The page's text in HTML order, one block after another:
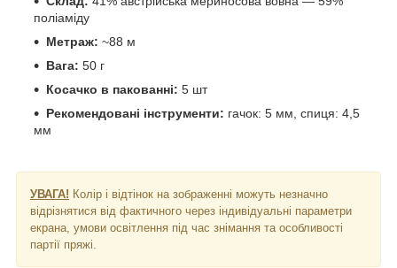
поліаміду
Метраж: ~88 м
Вага: 50 г
Косачко в пакованні: 5 шт
Рекомендовані інструменти: гачок: 5 мм, спиця: 4,5
мм
УВАГА! Колір і відтінок на зображенні можуть незначно
відрізнятися від фактичного через індивідуальні параметри
екрана, умови освітлення під час знімання та особливості
партії пряжі.